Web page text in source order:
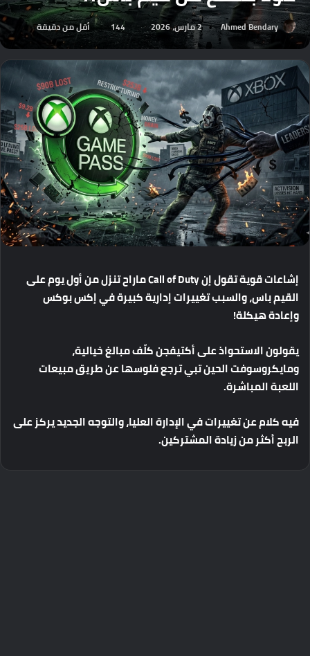
Ahmed Bendary 2 مارس، 2026 144 أقل من دقيقة
إشاعاتقويةتقولإنCall of Dutyماراحتنزلمنأوليومعلى
القيمباس،والسببتغييراتإداريةكبيرةفيإكسبوكس
وإعادةهيكلة!
يقولونالاستحواذعلىأكتيفجنكلّفمبالغخيالية،
ومايكروسوفتالحينتبيترجعفلوسهاعنطريقمبيعات
اللعبةالمباشرة.
فيهكلامعنتغييراتفيالإدارةالعليا،والتوجهالجديديركزعلى
الربحأكثرمنزيادةالمشتركين.